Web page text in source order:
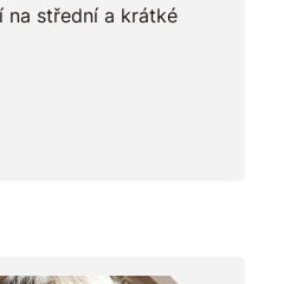
na střední a krátké